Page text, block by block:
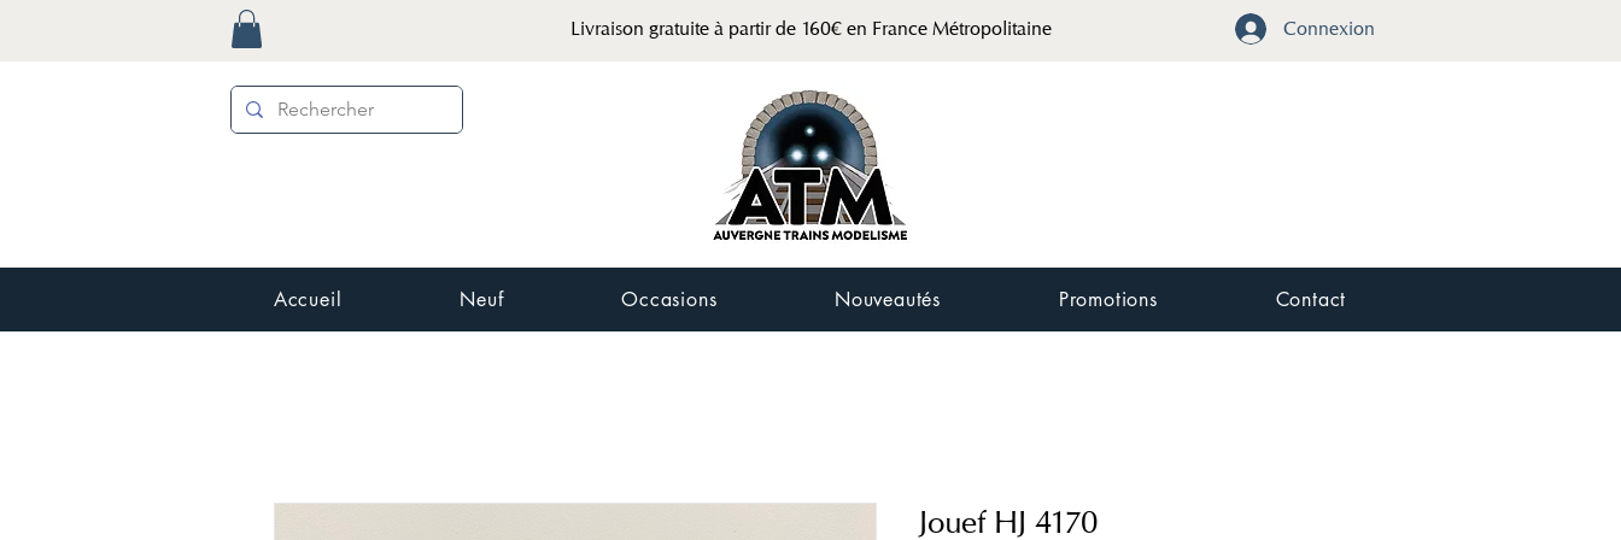
Livraison gratuite à partir de 160€ en France Métropolitaine Connexion
Accueil Neuf Occasions Nouveautés Promotions Contact
Jouef HJ 4170